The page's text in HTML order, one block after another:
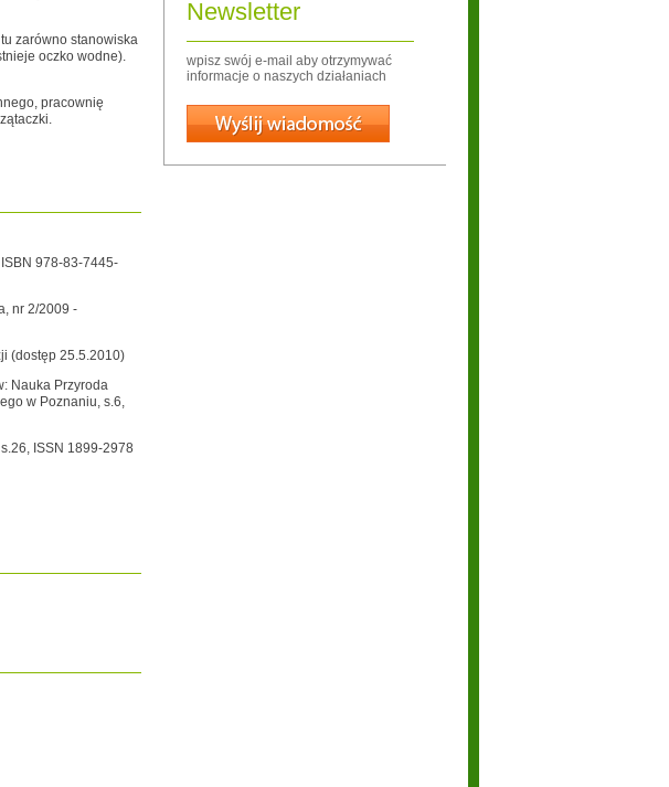
zarówno stanowiska
oczko wodne).
pracownię
978-83-7445-
nr 2/2009 -
(dostęp 25.5.2010)
Nauka Przyroda
w Poznaniu, s.6,
ISSN 1899-2978
Newsletter
wpisz swój e-mail aby otrzymywać
informacje o naszych działaniach
Wyślij